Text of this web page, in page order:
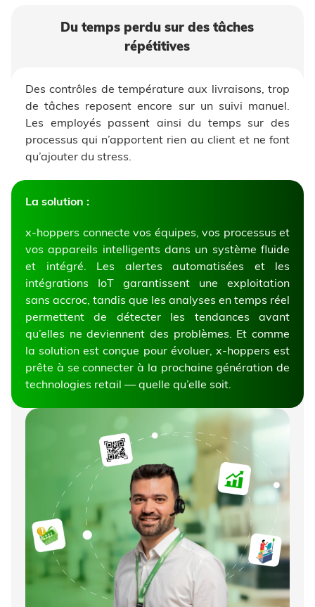
Du temps perdu sur des tâches
répétitives
Des contrôles de température aux livraisons, trop
de tâches reposent encore sur un suivi manuel.
Les employés passent ainsi du temps sur des
processus qui n’apportent rien au client et ne font
qu’ajouter du stress.
La solution :
x-hoppers connecte vos équipes, vos processus et
vos appareils intelligents dans un système fluide
et intégré. Les alertes automatisées et les
intégrations IoT garantissent une exploitation
sans accroc, tandis que les analyses en temps réel
permettent de détecter les tendances avant
qu’elles ne deviennent des problèmes. Et comme
la solution est conçue pour évoluer, x-hoppers est
prête à se connecter à la prochaine génération de
technologies retail — quelle qu’elle soit.